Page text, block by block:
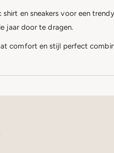
en sneakers voor een
jaar door te dragen.
comfort en stijl perfect